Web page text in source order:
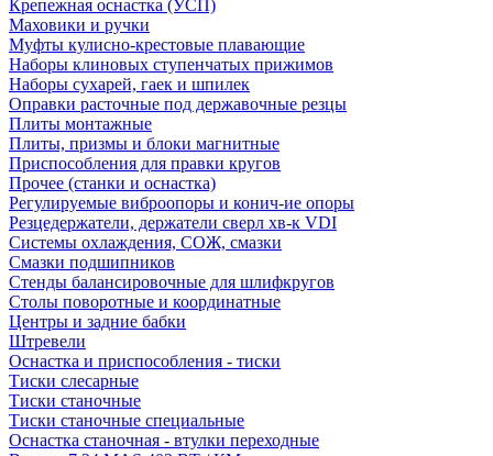
Крепежная оснастка (УСП)
Маховики и ручки
Муфты кулисно-крестовые плавающие
Наборы клиновых ступенчатых прижимов
Наборы сухарей, гаек и шпилек
Оправки расточные под державочные резцы
Плиты монтажные
Плиты, призмы и блоки магнитные
Приспособления для правки кругов
Прочее (станки и оснастка)
Регулируемые виброопоры и конич-ие опоры
Резцедержатели, держатели сверл хв-к VDI
Системы охлаждения, СОЖ, смазки
Смазки подшипников
Стенды балансировочные для шлифкругов
Столы поворотные и координатные
Центры и задние бабки
Штревели
Оснастка и приспособления - тиски
Тиски слесарные
Тиски станочные
Тиски станочные специальные
Оснастка станочная - втулки переходные